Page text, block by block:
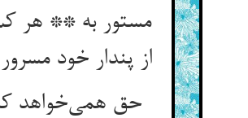
مستور به ** هر
حق همی‌‌خواهد